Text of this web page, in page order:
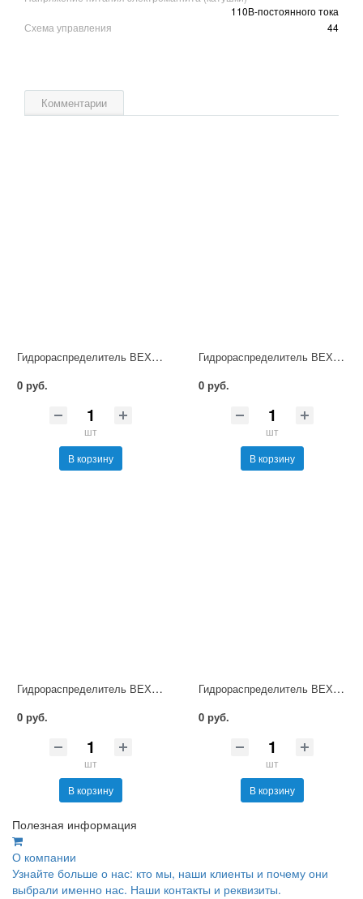
110В-постоянного тока
Схема управления
44
Комментарии
Гидрораспределитель ВЕХ16.44 Г24 НМ УХЛ4
0 руб.
шт
В корзину
Гидрораспределитель ВЕХ16.64 Г24 НМ УХЛ4
0 руб.
шт
В корзину
Гидрораспределитель ВЕХ16.44 В110 НМ УХЛ4
0 руб.
шт
В корзину
Гидрораспределитель ВЕХ16.134 Г24 НМ УХЛ4
0 руб.
шт
В корзину
Полезная информация
О компании
Узнайте больше о нас: кто мы, наши клиенты и почему они
выбрали именно нас. Наши контакты и реквизиты.